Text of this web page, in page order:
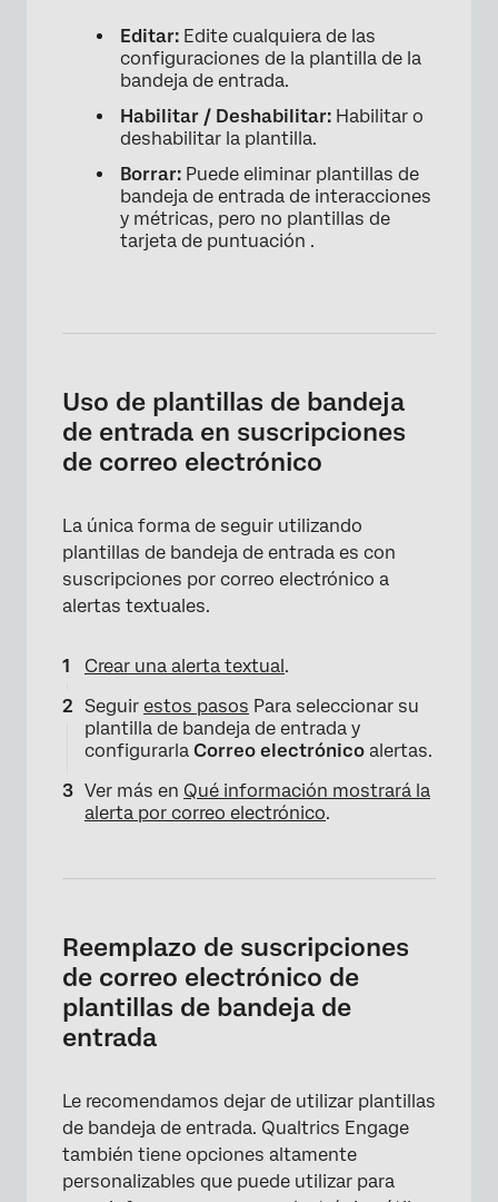
×
Editar: Edite cualquiera de las
configuraciones de la plantilla de la
bandeja de entrada.
Habilitar / Deshabilitar: Habilitar o
deshabilitar la plantilla.
Borrar: Puede eliminar plantillas de
bandeja de entrada de interacciones
y métricas, pero no plantillas de
tarjeta de puntuación .
Uso de plantillas de bandeja
de entrada en suscripciones
de correo electrónico
La única forma de seguir utilizando
plantillas de bandeja de entrada es con
suscripciones por correo electrónico a
alertas textuales.
Crear una alerta textual.
Seguir estos pasos Para seleccionar su
plantilla de bandeja de entrada y
configurarla Correo electrónico alertas.
Ver más en Qué información mostrará la
alerta por correo electrónico.
Reemplazo de suscripciones
de correo electrónico de
plantillas de bandeja de
entrada
Le recomendamos dejar de utilizar plantillas
de bandeja de entrada. Qualtrics Engage
también tiene opciones altamente
personalizables que puede utilizar para